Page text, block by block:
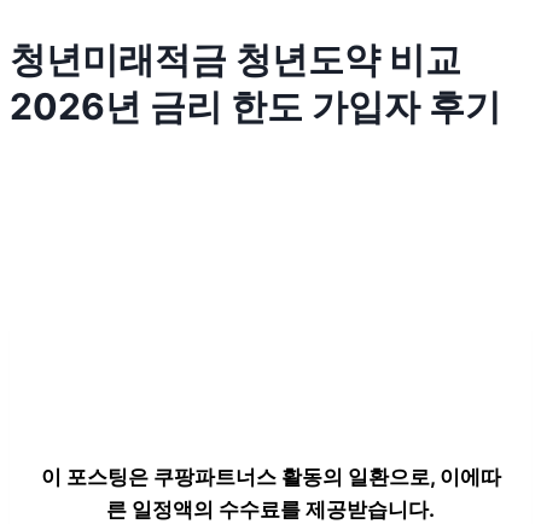
청년미래적금 청년도약 비교
2026년 금리 한도 가입자 후기
이 포스팅은 쿠팡파트너스 활동의 일환으로, 이에따
른 일정액의 수수료를 제공받습니다.